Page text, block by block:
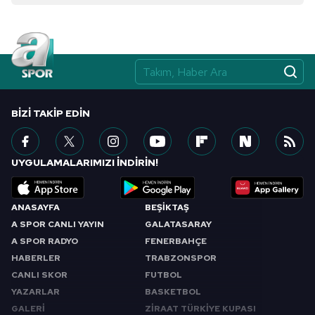
ANASAYFA
A SPOR CANLI YAYIN
A SPOR RADYO
HABERLER
CANLI SKOR
YAZARLAR
GALERİ
BEŞİKTAŞ
GALATASARAY
FENERBAHÇE
TRABZONSPOR
FUTBOL
BASKETBOL
ZİRAAT TÜRKİYE KUPASI
BIZI TAKIP EDIN
UYGULAMALARIMIZI İNDİRİN!